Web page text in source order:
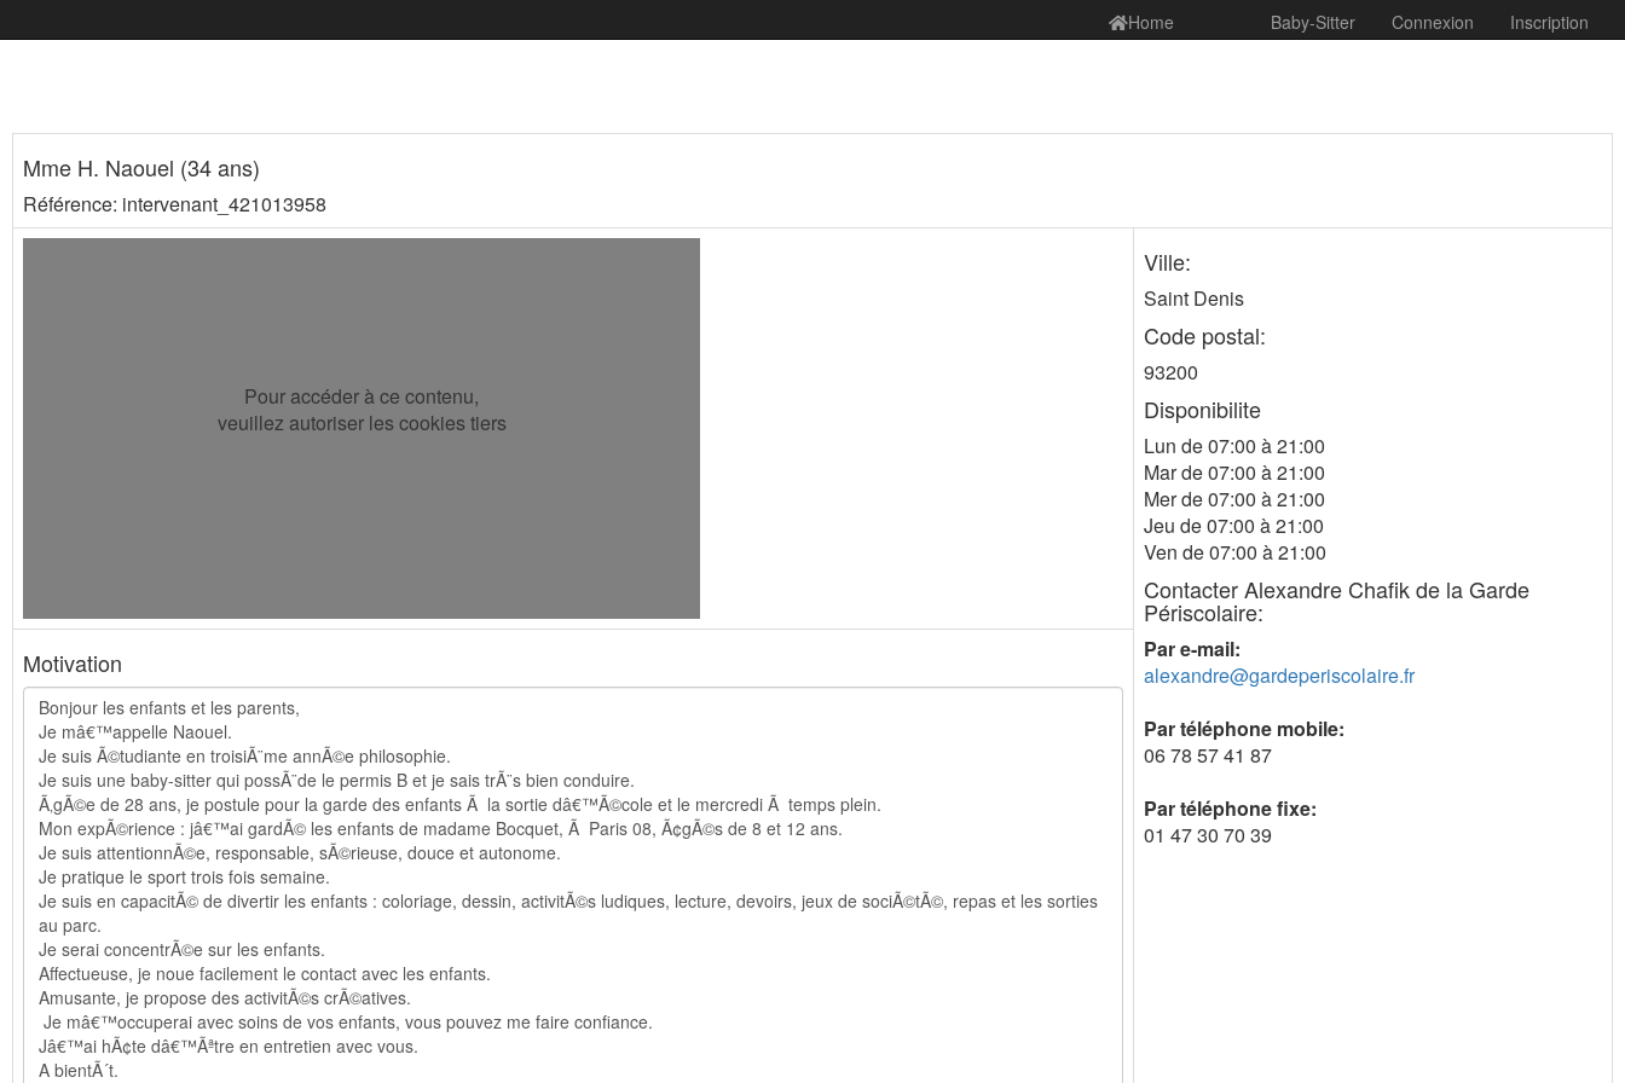
Home Baby-Sitter Connexion Inscription
Mme H. Naouel (34 ans)
Référence: intervenant_421013958
Pour accéder à ce contenu,
veuillez autoriser les cookies tiers
Ville:
Saint Denis
Code postal:
93200
Disponibilite
Lun de 07:00 à 21:00
Mar de 07:00 à 21:00
Mer de 07:00 à 21:00
Jeu de 07:00 à 21:00
Ven de 07:00 à 21:00
Contacter Alexandre Chafik de la Garde
Périscolaire:
Par e-mail:
alexandre@gardeperiscolaire.fr
Par téléphone mobile:
06 78 57 41 87
Par téléphone fixe:
01 47 30 70 39
Motivation